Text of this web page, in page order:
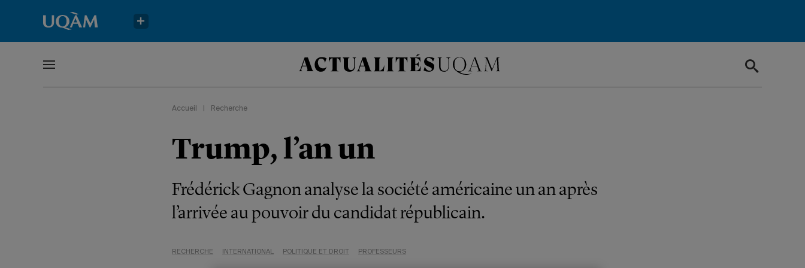
Accueil Recherche
Trump, l’an un
Frédérick Gagnon analyse la société américaine un an après
l’arrivée au pouvoir du candidat républicain.
RECHERCHE INTERNATIONAL POLITIQUE ET DROIT PROFESSEURS